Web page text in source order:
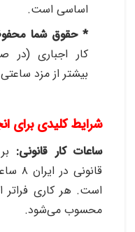
اساسی است.
* حقوق شما
بیشتر از مزد
شرایط کلیدی برای
ساعات کار قانونی:
است. هر کاری فراتر
محسوب می‌شود.